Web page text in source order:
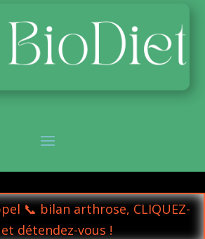
📞 bilan arthrose, CLIQUEZ-
et détendez-vous !